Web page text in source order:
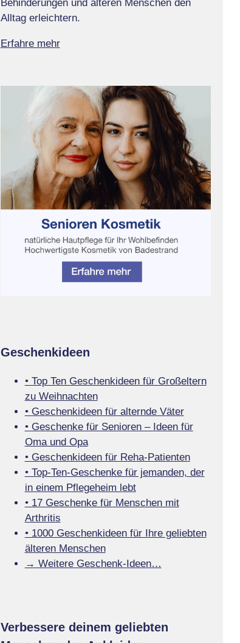
Behinderungen und älteren Menschen den
Alltag erleichtern.
Erfahre mehr
Geschenkideen
• Top Ten Geschenkideen für Großeltern
zu Weihnachten
• Geschenkideen für alternde Väter
• Geschenke für Senioren – Ideen für
Oma und Opa
• Geschenkideen für Reha-Patienten
• Top-Ten-Geschenke für jemanden, der
in einem Pflegeheim lebt
• 17 Geschenke für Menschen mit
Arthritis
• 1000 Geschenkideen für Ihre geliebten
älteren Menschen
→ Weitere Geschenk-Ideen…
Verbessere deinem geliebten